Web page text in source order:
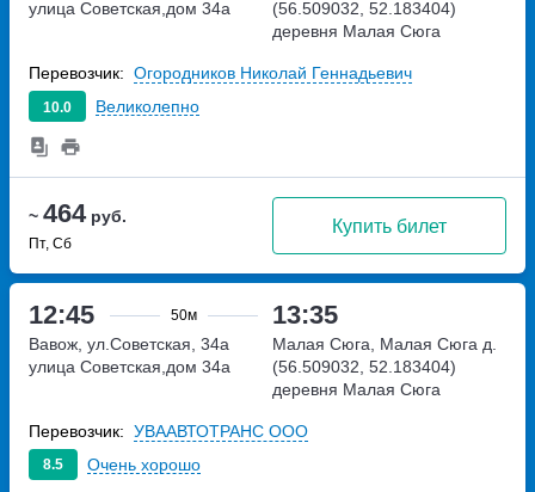
~ 464руб.
Пт, Сб
Купить билет
улица Советская,дом 34а
(56.509032, 52.183404)
деревня Малая Сюга
10.0 Великолепно
Перевозчик: Огородников Николай Геннадьевич
12:45 50м 13:35
Вавож, ул.Советская, 34а
улица Советская,дом 34а
Малая Сюга, Малая Сюга д.
(56.509032, 52.183404)
деревня Малая Сюга
8.5 Очень хорошо
Перевозчик: УВААВТОТРАНС ООО